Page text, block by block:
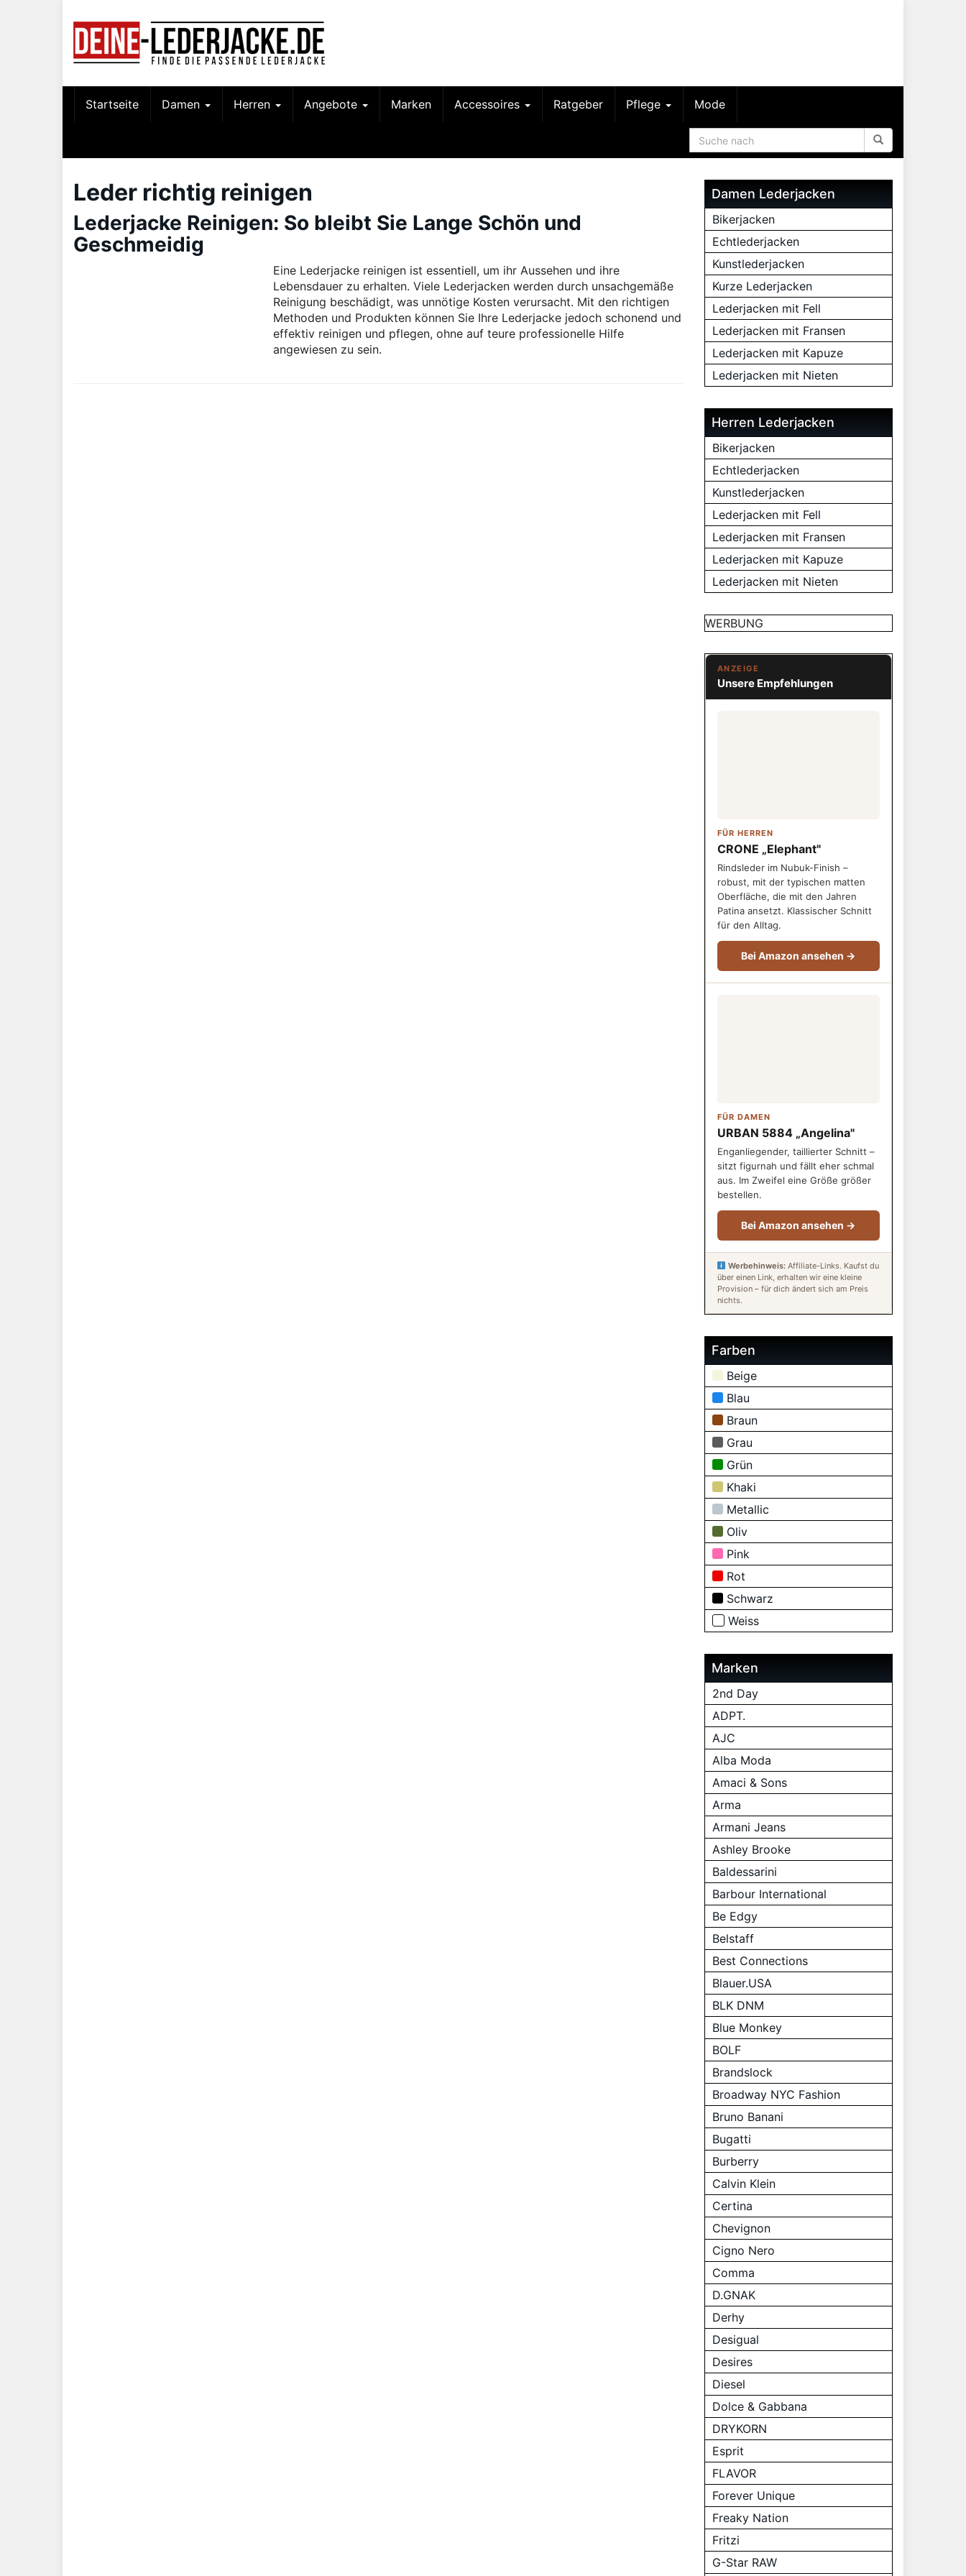
Startseite Damen Herren Angebote Marken Accessoires Ratgeber Pflege Mode
Leder richtig reinigen
Lederjacke Reinigen: So bleibt Sie Lange Schön und
Geschmeidig
Eine Lederjacke reinigen ist essentiell, um ihr Aussehen und ihre
Lebensdauer zu erhalten. Viele Lederjacken werden durch unsachgemäße
Reinigung beschädigt, was unnötige Kosten verursacht. Mit den richtigen
Methoden und Produkten können Sie Ihre Lederjacke jedoch schonend und
effektiv reinigen und pflegen, ohne auf teure professionelle Hilfe
angewiesen zu sein.
Damen Lederjacken
Bikerjacken
Echtlederjacken
Kunstlederjacken
Kurze Lederjacken
Lederjacken mit Fell
Lederjacken mit Fransen
Lederjacken mit Kapuze
Lederjacken mit Nieten
Herren Lederjacken
Bikerjacken
Echtlederjacken
Kunstlederjacken
Lederjacken mit Fell
Lederjacken mit Fransen
Lederjacken mit Kapuze
Lederjacken mit Nieten
WERBUNG
ANZEIGE
Unsere Empfehlungen
FÜR HERREN
CRONE „Elephant"
Rindsleder im Nubuk-Finish –
robust, mit der typischen matten
Oberfläche, die mit den Jahren
Patina ansetzt. Klassischer Schnitt
für den Alltag.
Bei Amazon ansehen →
FÜR DAMEN
URBAN 5884 „Angelina"
Enganliegender, taillierter Schnitt –
sitzt figurnah und fällt eher schmal
aus. Im Zweifel eine Größe größer
bestellen.
Bei Amazon ansehen →
Werbehinweis: Affiliate-Links. Kaufst du
über einen Link, erhalten wir eine kleine
Provision – für dich ändert sich am Preis
nichts.
Farben
Beige
Blau
Braun
Grau
Grün
Khaki
Metallic
Oliv
Pink
Rot
Schwarz
Weiss
Marken
2nd Day
ADPT.
AJC
Alba Moda
Amaci & Sons
Arma
Armani Jeans
Ashley Brooke
Baldessarini
Barbour International
Be Edgy
Belstaff
Best Connections
Blauer.USA
BLK DNM
Blue Monkey
BOLF
Brandslock
Broadway NYC Fashion
Bruno Banani
Bugatti
Burberry
Calvin Klein
Certina
Chevignon
Cigno Nero
Comma
D.GNAK
Derhy
Desigual
Desires
Diesel
Dolce & Gabbana
DRYKORN
Esprit
FLAVOR
Forever Unique
Freaky Nation
Fritzi
G-Star RAW